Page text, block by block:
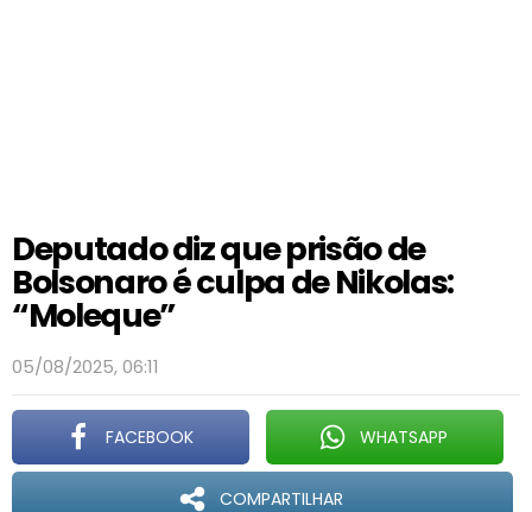
Deputado diz que prisão de
Bolsonaro é culpa de Nikolas:
“Moleque”
05/08/2025, 06:11
FACEBOOK WHATSAPP
COMPARTILHAR